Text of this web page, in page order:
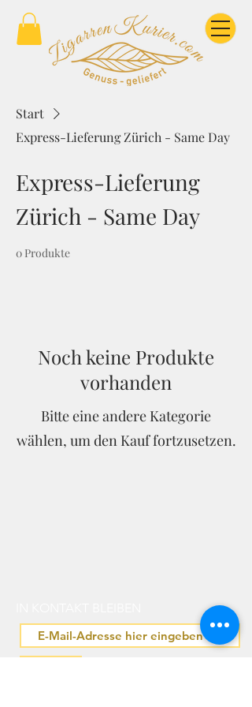
Start
Express-Lieferung Zürich - Same Day
Express-Lieferung
Zürich - Same Day
0 Produkte
Noch keine Produkte
vorhanden
Bitte eine andere Kategorie
wählen, um den Kauf fortzusetzen.